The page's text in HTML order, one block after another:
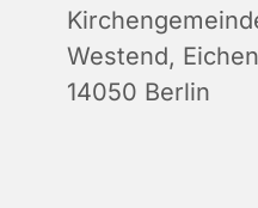
Westend,
14050 Berlin